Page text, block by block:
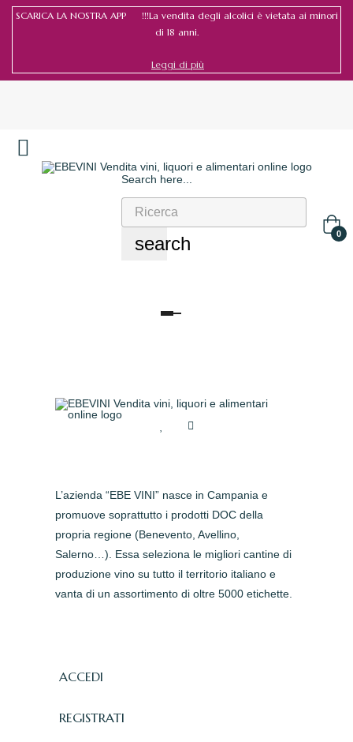
SCARICA LA NOSTRA APP !!!La vendita degli alcolici è vietata ai minori
di 18 anni.
Leggi di più
Search here...
search 0
navigazione
L’azienda “EBE VINI” nasce in Campania e
promuove soprattutto i prodotti DOC della
propria regione (Benevento, Avellino,
Salerno…). Essa seleziona le migliori cantine di
produzione vino su tutto il territorio italiano e
vanta di un assortimento di oltre 5000 etichette.
ACCEDI
REGISTRATI